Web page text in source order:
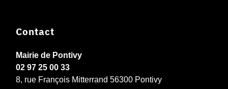
Contact
Mairie de Pontivy
02 97 25 00 33
8, rue François Mitterrand 56300 Pontivy